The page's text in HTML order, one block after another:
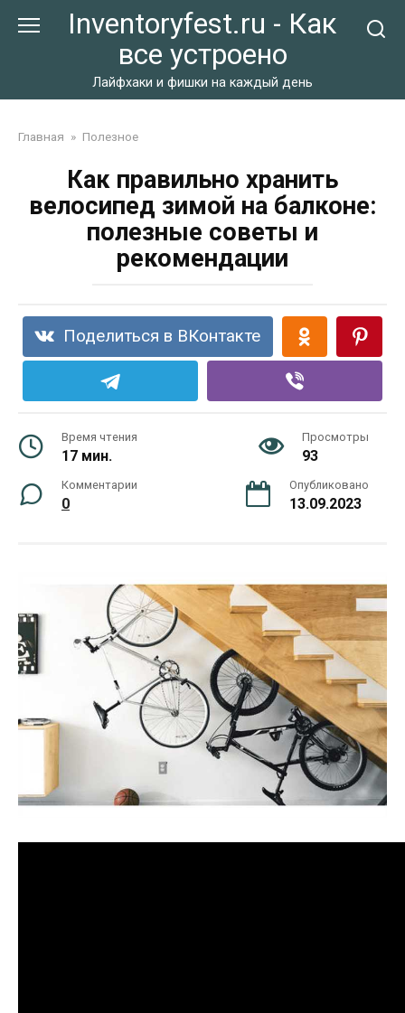
Inventoryfest.ru - Как
все устроено
Лайфхаки и фишки на каждый день
Главная » Полезное
Как правильно хранить
велосипед зимой на балконе:
полезные советы и
рекомендации
Поделиться в ВКонтакте
Время чтения
17 мин.
Просмотры
93
Комментарии
0
Опубликовано
13.09.2023